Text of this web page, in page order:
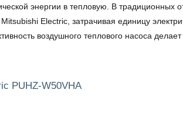
энергии в тепловую. В
Electric, затрачивая единицу
воздушного теплового насоса
PUHZ-W50VHA